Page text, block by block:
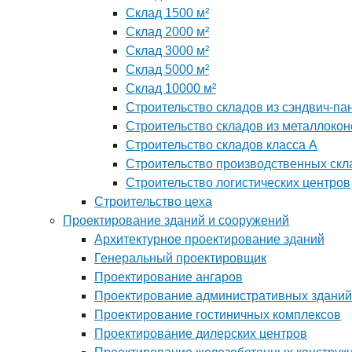
Склад 1500 м²
Склад 2000 м²
Склад 3000 м²
Склад 5000 м²
Склад 10000 м²
Строительство складов из сэндвич-
Строительство складов из
Строительство складов класса А
Строительство производственных
Строительство логистических центров
Строительство цеха
Проектирование зданий и сооружений
Архитектурное проектирование зданий
Генеральный проектировщик
Проектирование ангаров
Проектирование административных зданий
Проектирование гостиничных комплексов
Проектирование дилерских центров